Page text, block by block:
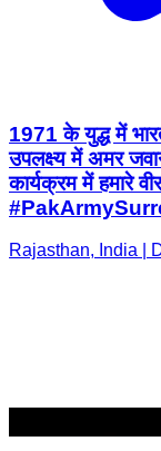
उपलक्ष्य में अमर
Rajasthan, India |